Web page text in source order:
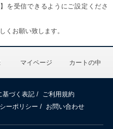
を受信できるようにご設定くださ
くお願い致します。
マイページ カートの中
基づく表記 /
ご利用規約
ーポリシー / お問い合わせ